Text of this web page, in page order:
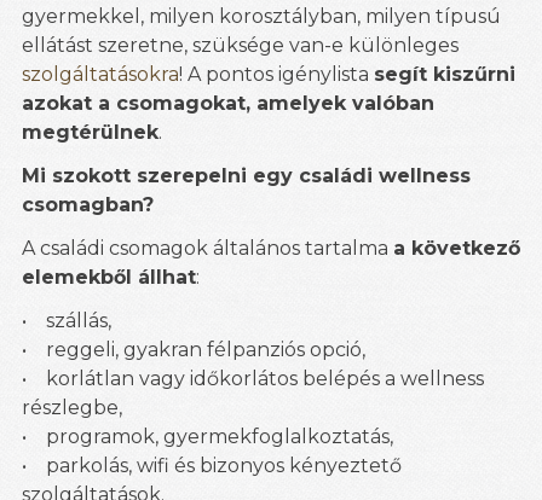
gyermekkel, milyen korosztályban, milyen típusú
ellátást szeretne, szüksége van-e különleges
szolgáltatásokra! A pontos igénylista segít kiszűrni
azokat a csomagokat, amelyek valóban
megtérülnek.
Mi szokott szerepelni egy családi wellness
csomagban?
A családi csomagok általános tartalma a következő
elemekből állhat:
• szállás,
• reggeli, gyakran félpanziós opció,
• korlátlan vagy időkorlátos belépés a wellness
részlegbe,
• programok, gyermekfoglalkoztatás,
• parkolás, wifi és bizonyos kényeztető
szolgáltatások.